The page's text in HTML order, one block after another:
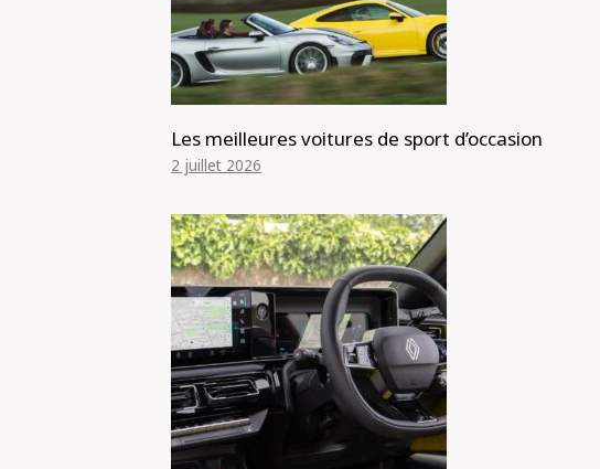
Les meilleures voitures de sport d’occasion
2 juillet 2026